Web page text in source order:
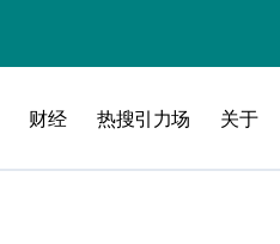
财经 热搜引力场 关于